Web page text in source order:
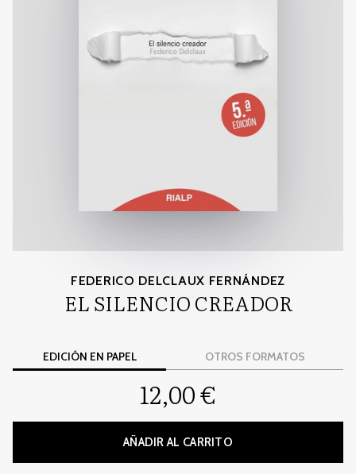
FEDERICO DELCLAUX FERNÁNDEZ
EL SILENCIO CREADOR
EDICIÓN EN PAPEL OTROS FORMATOS
12,00 €
AÑADIR AL CARRITO